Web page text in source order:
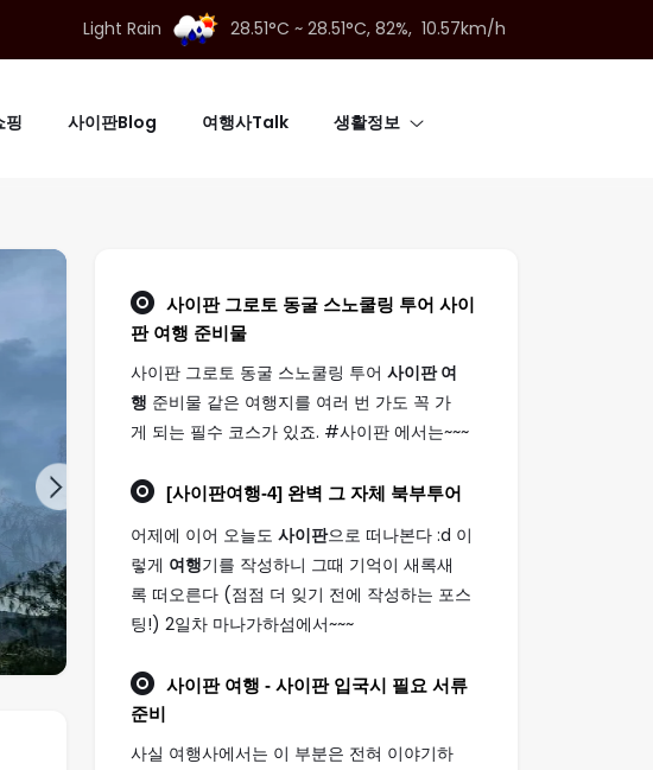
Light Rain 28.51°C ~ 28.51°C, 82%, 10.57km/h
핑 사이판Blog 여행사Talk 생활정보
사이판 그로토 동굴 스노쿨링 투어 사이
판 여행 준비물
사이판 그로토 동굴 스노쿨링 투어 사이판 여
행 준비물 같은 여행지를 여러 번 가도 꼭 가
게 되는 필수 코스가 있죠. #사이판 에서는~~~
[사이판여행-4] 완벽 그 자체 북부투어
어제에 이어 오늘도 사이판으로 떠나본다 :d 이
렇게 여행기를 작성하니 그때 기억이 새록새
록 떠오른다 (점점 더 잊기 전에 작성하는 포스
팅!) 2일차 마나가하섬에서~~~
사이판 여행 - 사이판 입국시 필요 서류
준비
사실 여행사에서는 이 부분은 전혀 이야기하